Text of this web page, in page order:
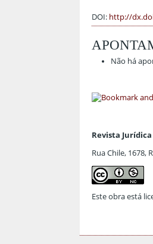
DOI: http://
Não há
Revista Jurídica
Rua Chile, 1678,
Este obra está